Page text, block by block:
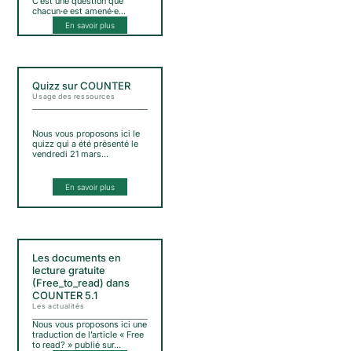
chacun·e est amené·e…
En savoir plus
Quizz sur COUNTER
Usage des ressources
Nous vous proposons ici le
quizz qui a été présenté le
vendredi 21 mars…
En savoir plus
Les documents en
lecture gratuite
(Free_to_read) dans
COUNTER 5.1
Les actualités
Nous vous proposons ici une
traduction de l’article « Free
to read? » publié sur…